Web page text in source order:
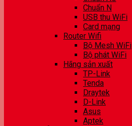
Chuẩn N
USB thu WiFi
Card mạng
Router Wifi
Bộ Mesh WiFi
Bộ phát WiFi
Hãng sản xuất
TP-Link
Tenda
Draytek
D-Link
Asus
Aptek